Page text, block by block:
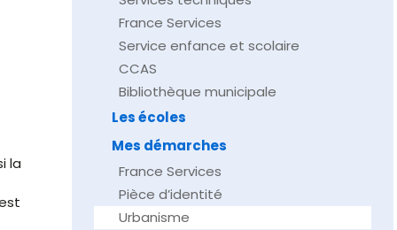
la
France Services
Service enfance et scolaire
CCAS
Bibliothèque municipale
Les écoles
Mes démarches
France Services
Pièce d’identité
Urbanisme